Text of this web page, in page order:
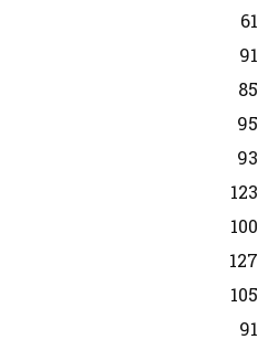
61
91
85
95
93
123
100
127
105
91